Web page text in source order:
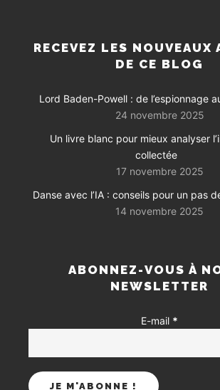
RECEVEZ LES NOUVEAUX
DE CE BLOG
Lord Baden-Powell : de l’espionnage
24 novembre 2025
Un livre blanc pour mieux analyser
collectée
17 novembre 2025
Danse avec l’IA : conseils pour un pas
14 novembre 2025
ABONNEZ-VOUS À
NEWSLETTER
E-mail *